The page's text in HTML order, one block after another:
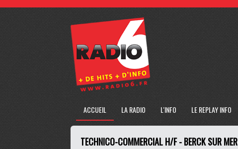
ACCUEIL LA RADIO L'INFO LE REPLAY INFO
TECHNICO-COMMERCIAL H/F - BERCK SUR MER